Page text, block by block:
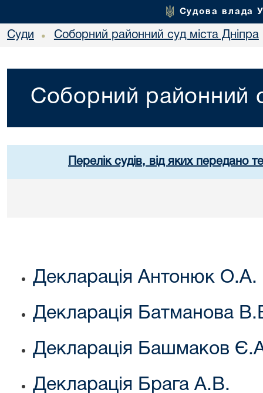
Судова влада
Суди • Соборний районний суд міста Дніпра
Соборний районний
Перелік судів, від яких передано
Декларація Антонюк О.А.
Декларація Батманова
Декларація Башмаков
Декларація Брага А.В.